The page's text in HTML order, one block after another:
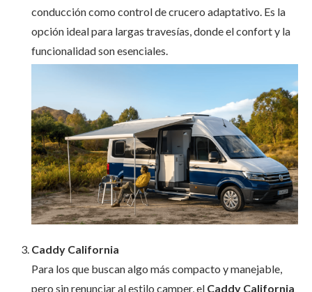
conducción como control de crucero adaptativo. Es la
opción ideal para largas travesías, donde el confort y la
funcionalidad son esenciales.
Caddy California
Para los que buscan algo más compacto y manejable,
pero sin renunciar al estilo camper, el Caddy California